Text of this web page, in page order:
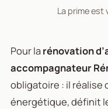
La prime est
Pour larénovation
accompagnateur
obligatoire : il réalise
énergétique, définit